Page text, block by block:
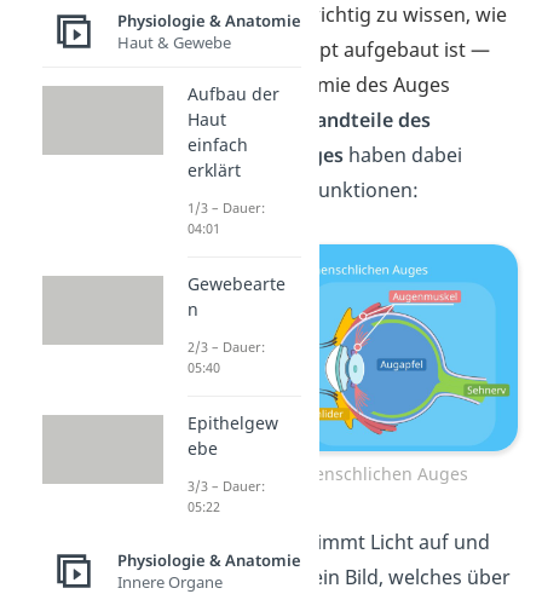
verstehen, ist es wichtig zu wissen, wie
das Auge überhaupt aufgebaut ist —
also wie die Anatomie des Auges
aussieht.
Bestandteile des
menschlichen Auges haben dabei
unterschiedliche Funktionen:
Aufbau des menschlichen Auges
: Er nimmt Licht auf und
formt daraus ein Bild, welches über
Physiologie & Anatomie
Haut & Gewebe
Aufbau der
Haut
einfach
erklärt
1/3 – Dauer:
04:01
Gewebearte
n
2/3 – Dauer:
05:40
Epithelgew
ebe
3/3 – Dauer:
05:22
Physiologie & Anatomie
Innere Organe